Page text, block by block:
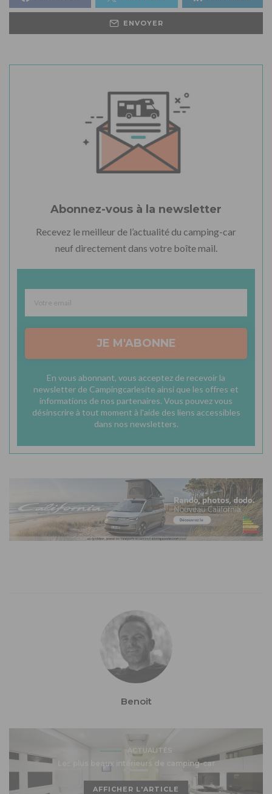
ENVOYER
Abonnez-vous à la newsletter
Recevez le meilleur de l’actualité du camping-car
neuf directement dans votre boîte mail.
JE M'ABONNE
En vous abonnant, vous acceptez de recevoir la
newsletter de Campingcarlesite ainsi que les offres et
informations de nos partenaires. Vous pouvez vous
désinscrire à tout moment à l'aide des liens accessibles
dans nos newsletters.
Benoit
ACTUALITÉS
Les plus beaux intérieurs de camping-car
AFFICHER L'ARTICLE